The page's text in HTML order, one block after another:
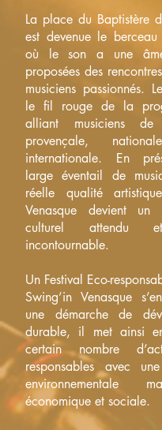
La place du Baptistère
est devenue le
où le son a une
proposées des
musiciens passionnés.
le fil rouge de la
alliant musiciens
provençale,
internationale. En
large éventail de
réelle qualité
Venasque devient un
culturel attendu
incontournable.
Un Festival Eco-
Swing’in Venasque
une démarche de
durable, il met ainsi
certain nombre
responsables avec
environnementale
économique et sociale.